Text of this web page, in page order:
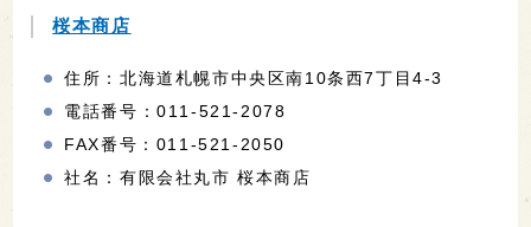
桜本商店
住所：北海道札幌市中央区南10条西7丁目4-3
電話番号：011-521-2078
FAX番号：011-521-2050
社名：有限会社丸市 桜本商店